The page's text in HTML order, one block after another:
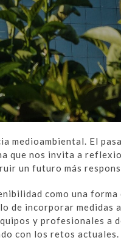
medioambiental. El
que nos invita a
un futuro más
como una
de incorporar medidas
y profesionales a
con los retos actuales.